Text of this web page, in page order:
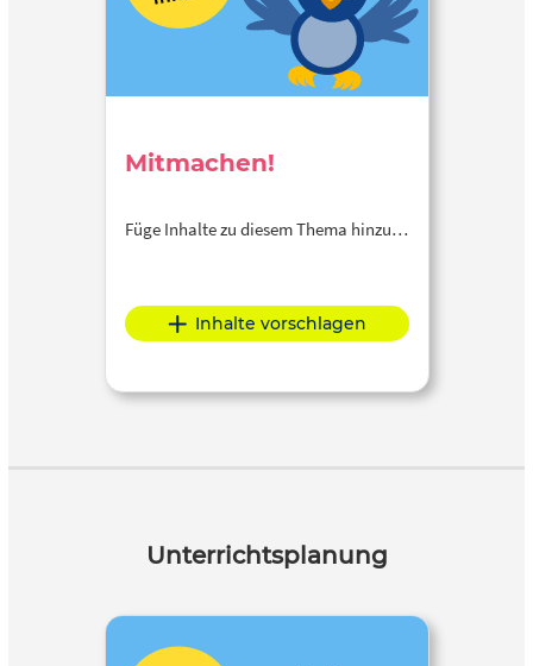
Mitmachen!
Füge Inhalte zu diesem Thema hinzu…
Inhalte vorschlagen
Unterrichtsplanung